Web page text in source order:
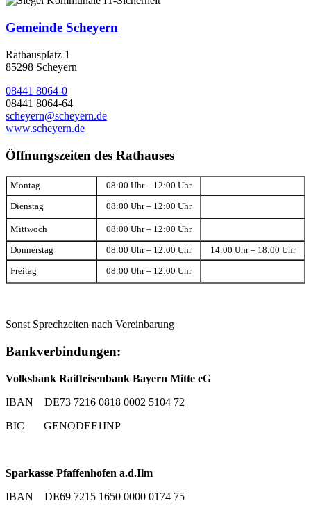
Gemeinde Scheyern
Rathausplatz 1
85298 Scheyern
08441 8064-0
08441 8064-64
scheyern@scheyern.de
www.scheyern.de
Öffnungszeiten des Rathauses
Montag 08:00 Uhr – 12:00 Uhr
Dienstag 08:00 Uhr – 12:00 Uhr
Mittwoch 08:00 Uhr – 12:00 Uhr
Donnerstag 08:00 Uhr – 12:00 Uhr 14:00 Uhr – 18:00 Uhr
Freitag 08:00 Uhr – 12:00 Uhr
Sonst Sprechzeiten nach Vereinbarung
Bankverbindungen:
Volksbank Raiffeisenbank Bayern Mitte eG
IBAN DE73 7216 0818 0002 5104 72
BIC GENODEF1INP
Sparkasse Pfaffenhofen a.d.Ilm
IBAN DE69 7215 1650 0000 0174 75